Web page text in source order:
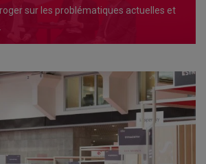
sur les problématiques actuelles et